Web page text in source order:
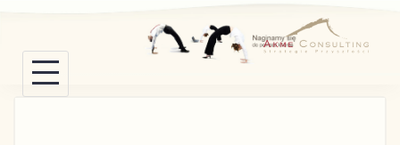
content